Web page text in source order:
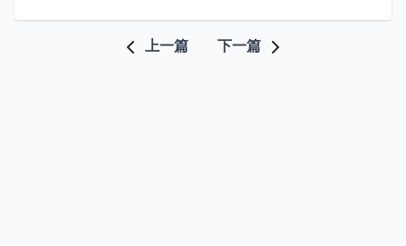
上一篇 下一篇